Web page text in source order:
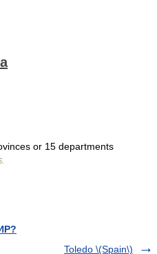
or 15 departments
Toledo \(Spain\)